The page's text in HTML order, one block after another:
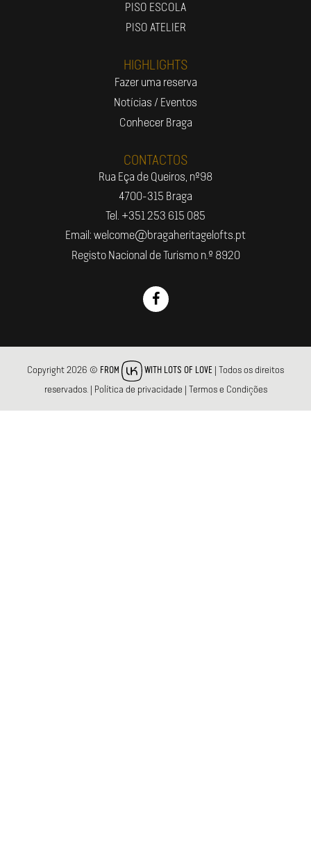
PISO ESCOLA
PISO ATELIER
HIGHLIGHTS
Fazer uma reserva
Notícias / Eventos
Conhecer Braga
CONTACTOS
Rua Eça de Queiros, nº98
4700-315 Braga
Tel. +351 253 615 085
Email: welcome@bragaheritagelofts.pt
Registo Nacional de Turismo n.º 8920
Copyright 2026 © FROM WITH LOTS OF LOVE | Todos os direitos
reservados. | Política de privacidade | Termos e Condições